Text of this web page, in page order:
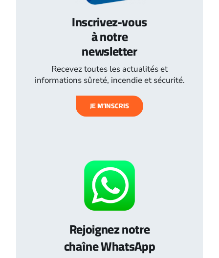
Inscrivez-vous
à notre
newsletter
Recevez toutes les actualités et
informations sûreté, incendie et sécurité.
JE M’INSCRIS
Rejoignez notre
chaîne WhatsApp